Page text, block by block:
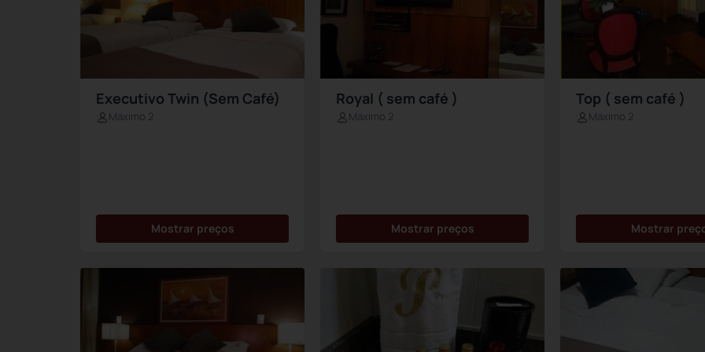
Executivo Twin (Sem Café)
Máximo 2
Mostrar preços
Royal ( sem café )
Máximo 2
Mostrar preços
Top ( sem café )
Máximo 2
Mostrar